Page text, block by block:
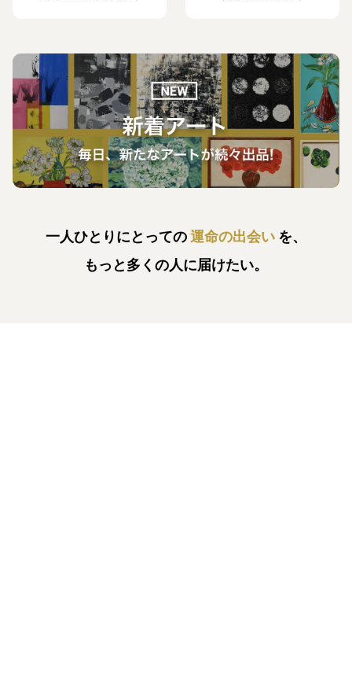
一人ひとりにとっての運命の出会い を、
もっと多くの人に届けたい。